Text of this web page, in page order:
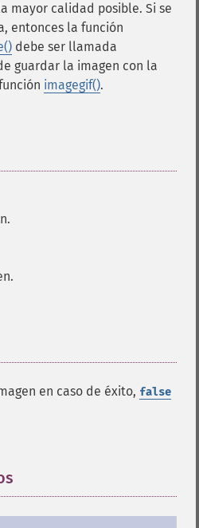
mayor calidad posible. Si se
entonces la función
debe ser llamada
guardar la imagen con la
imagegif().
en caso de éxito, false